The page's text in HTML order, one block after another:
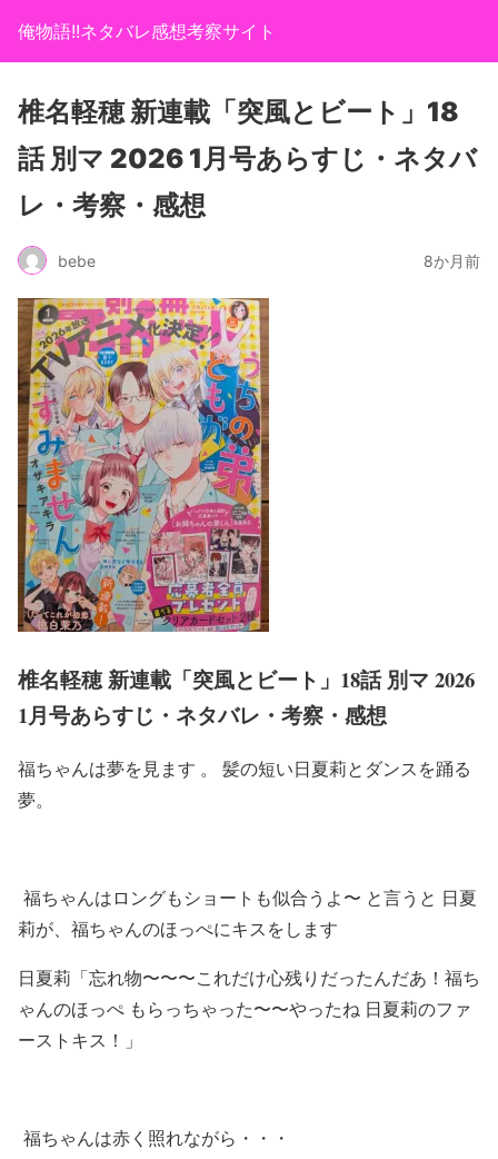
俺物語!!ネタバレ感想考察サイト
椎名軽穂 新連載「突風とビート」18
話 別マ 2026 1月号あらすじ・ネタバ
レ・考察・感想
bebe 8か月前
椎名軽穂 新連載「突風とビート」18話 別マ 2026
1月号あらすじ・ネタバレ・考察・感想
福ちゃんは夢を見ます 。 髪の短い日夏莉とダンスを踊る
夢。
福ちゃんはロングもショートも似合うよ〜 と言うと 日夏
莉が、福ちゃんのほっぺにキスをします
日夏莉「忘れ物〜〜〜これだけ心残りだったんだあ！福ち
ゃんのほっぺ もらっちゃった〜〜やったね 日夏莉のファ
ーストキス！」
福ちゃんは赤く照れながら・・・